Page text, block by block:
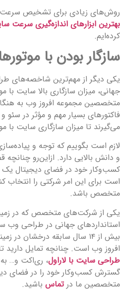
روش‌های زیادی برای تشخیص سرعت
بهترین ابزارهای اندازه‌گیری سرعت
کرده‌ایم.
سازگار بودن با
یکی دیگر از مهم‌ترین شاخصه‌های
جهانی، میزان سازگاری بالا سایت
متخصصین مجموعه افروز وب به
فاکتورهای بسیار مهم و مؤثر در سئو
می‌گیرند تا میزان سازگاری سایت با
لازم است بگوییم که توجه و
و دانش بالایی دارد. ازاین‌رو
کسب‌وکار خود در فضای دیجیتال یک
است برای این امر شرکتی را انتخاب
متخصص باشد.
یکی از شرکت‌های متخصص که در
استانداردهای جهانی در طراحی وب
بیش از ۱۴ سال سابقه درخشان
افروز وب است. چنانچه تمایل
طراحی سایت با لاراول، ری‌اکت و…
گسترش کسب‌وکار خود را در فضای
متخصصین ما در تماسباشید.